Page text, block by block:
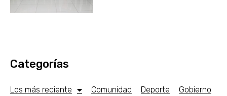
Categorías
Los más reciente Comunidad Deporte Gobierno